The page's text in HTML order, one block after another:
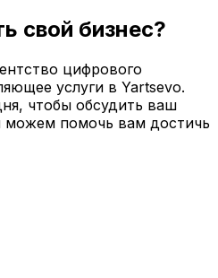
свой бизнес?
цифрового
услуги в Yartsevo.
чтобы обсудить ваш
можем помочь вам достичь